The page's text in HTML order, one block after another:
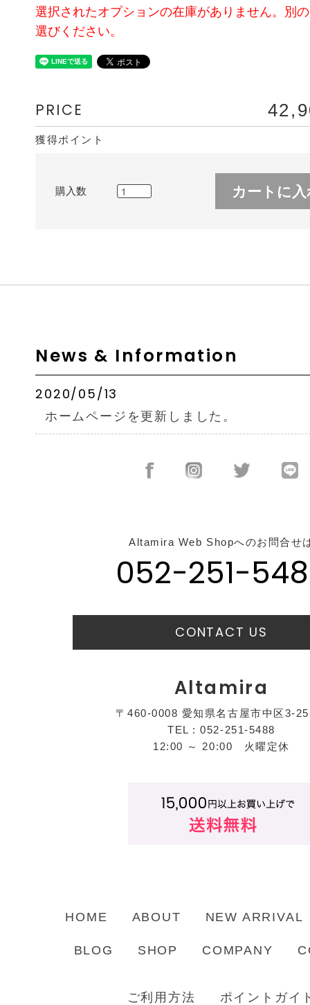
選択されたオプションの在庫がありません。別
選びください。
PRICE
獲得ポイント
購入数 カートに
News & Information
2020/05/13
ホームページを更新しました。
Altamira Web Shopへのお問合せ
052-251-
CONTACT US
Altamira
〒460-0008 愛知県名古屋市中区3-
TEL : 052-251-5488
12:00 ～ 20:00 火曜定休
HOME ABOUT NEW ARRIVAL
BLOG SHOP COMPANY
ご利用方法 ポイントガイ